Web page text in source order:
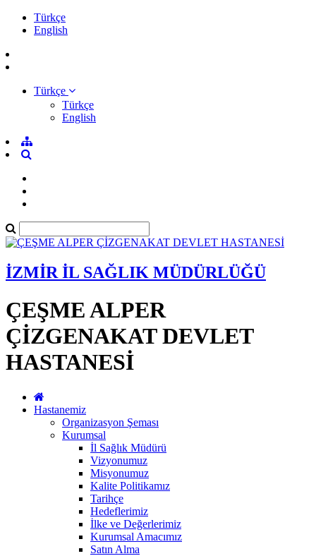
Türkçe
English
Türkçe
Türkçe
English
İZMİR İL SAĞLIK MÜDÜRLÜĞÜ
ÇEŞME ALPER
ÇİZGENAKAT DEVLET
HASTANESİ
Hastanemiz
Organizasyon Şeması
Kurumsal
İl Sağlık Müdürü
Vizyonumuz
Misyonumuz
Kalite Politikamız
Tarihçe
Hedeflerimiz
İlke ve Değerlerimiz
Kurumsal Amacımız
Satın Alma